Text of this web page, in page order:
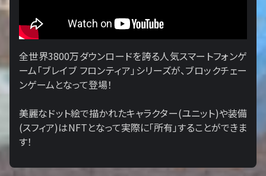
全世界3800万ダウンロードを誇る人気スマートフォンゲ
ーム「ブレイブ フロンティア」シリーズが、ブロックチェー
ンゲームとなって登場！
美麗なドット絵で描かれたキャラクター(ユニット)や装備
(スフィア)はNFTとなって実際に「所有」することができま
す！